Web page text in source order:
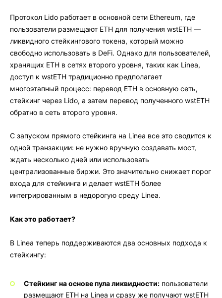
Протокол Lido работает в основной сети Ethereum, где
пользователи размещают ETH для получения wstETH —
ликвидного стейкингового токена, который можно
свободно использовать в DeFi. Однако для пользователей,
хранящих ETH в сетях второго уровня, таких как Linea,
доступ к wstETH традиционно предполагает
многоэтапный процесс: перевод ETH в основную сеть,
стейкинг через Lido, а затем перевод полученного wstETH
обратно в сеть второго уровня.
С запуском прямого стейкинга на Linea все это сводится к
одной транзакции: не нужно вручную создавать мост,
ждать несколько дней или использовать
централизованные биржи. Это значительно снижает порог
входа для стейкинга и делает wstETH более
интегрированным в недорогую среду Linea.
Как это работает?
В Linea теперь поддерживаются два основных подхода к
стейкингу:
Стейкинг на основе пула ликвидности: пользователи
размещают ETH на Linea и сразу же получают wstETH